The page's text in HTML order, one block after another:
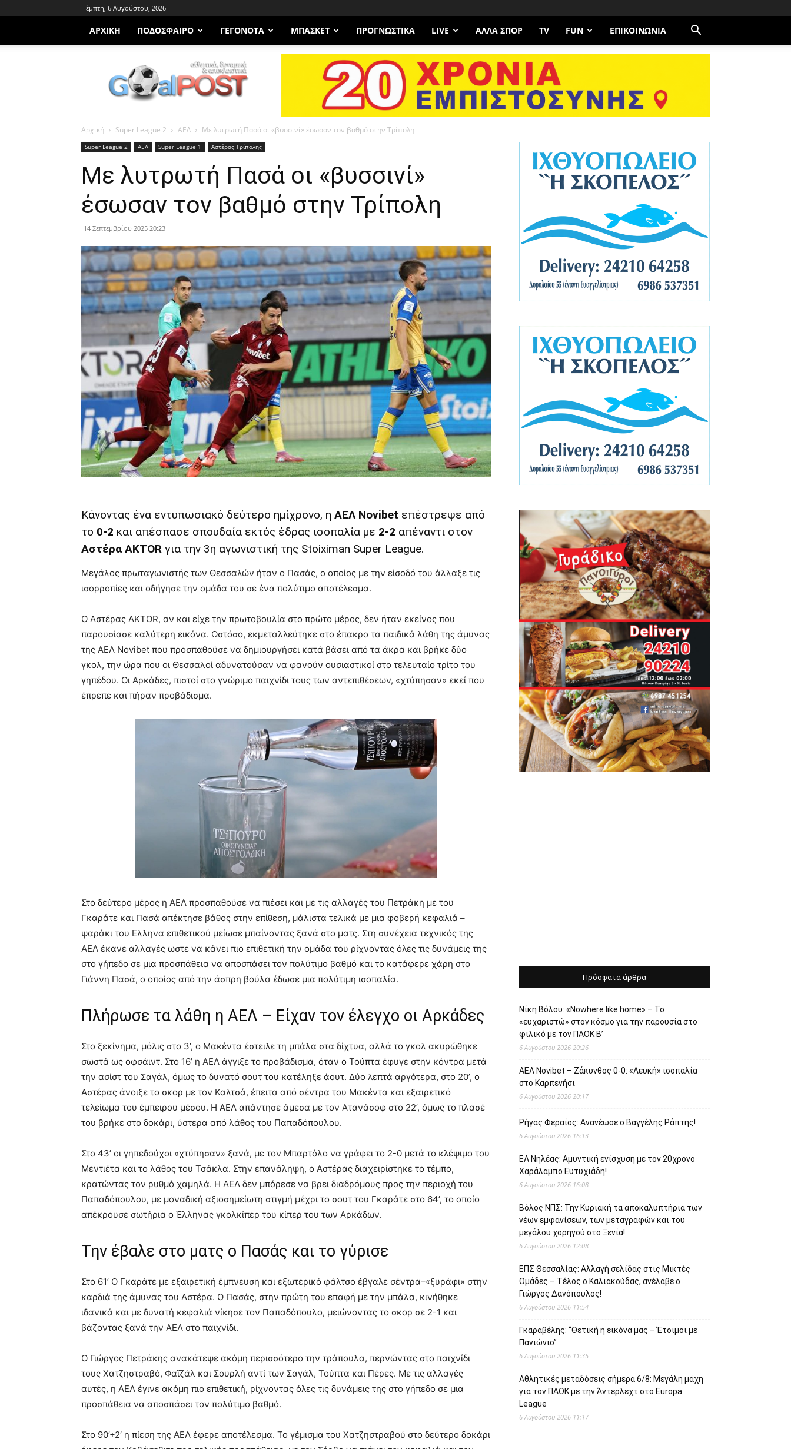
Πέμπτη, 6 Αυγούστου, 2026
ΑΡΧΙΚΗ ΠΟΔΌΣΦΑΙΡΟ ΓΕΓΟΝΌΤΑ ΜΠΆΣΚΕΤ ΠΡΟΓΝΩΣΤΙΚΑ LIVE ΆΛΛΑ ΣΠΟΡ TV FUN ΕΠΙΚΟΙΝΩΝΊΑ
Goalpost.gr
Αρχική Super League 2 ΑΕΛ Με λυτρωτή Πασά οι «βυσσινί» έσωσαν τον βαθμό στην Τρίπολη
Super League 2 ΑΕΛ Super League 1 Αστέρας Τρίπολης
Με λυτρωτή Πασά οι «βυσσινί»
έσωσαν τον βαθμό στην Τρίπολη
14 Σεπτεμβρίου 2025 20:23
Κάνοντας ένα εντυπωσιακό δεύτερο ημίχρονο, η ΑΕΛ Novibet επέστρεψε από
το 0-2 και απέσπασε σπουδαία εκτός έδρας ισοπαλία με 2-2 απέναντι στον
Αστέρα AKTOR για την 3η αγωνιστική της Stoiximan Super League.
Μεγάλος πρωταγωνιστής των Θεσσαλών ήταν ο Πασάς, ο οποίος με την είσοδό του άλλαξε τις
ισορροπίες και οδήγησε την ομάδα του σε ένα πολύτιμο αποτέλεσμα.
Ο Αστέρας AKTOR, αν και είχε την πρωτοβουλία στο πρώτο μέρος, δεν ήταν εκείνος που
παρουσίασε καλύτερη εικόνα. Ωστόσο, εκμεταλλεύτηκε στο έπακρο τα παιδικά λάθη της άμυνας
της ΑΕΛ Novibet που προσπαθούσε να δημιουργήσει κατά βάσει από τα άκρα και βρήκε δύο
γκολ, την ώρα που οι Θεσσαλοί αδυνατούσαν να φανούν ουσιαστικοί στο τελευταίο τρίτο του
γηπέδου. Οι Αρκάδες, πιστοί στο γνώριμο παιχνίδι τους των αντεπιθέσεων, «χτύπησαν» εκεί που
έπρεπε και πήραν προβάδισμα.
Στο δεύτερο μέρος η ΑΕΛ προσπαθούσε να πιέσει και με τις αλλαγές του Πετράκη με του
Γκαράτε και Πασά απέκτησε βάθος στην επίθεση, μάλιστα τελικά με μια φοβερή κεφαλιά –
ψαράκι του Ελληνα επιθετικού μείωσε μπαίνοντας ξανά στο ματς. Στη συνέχεια τεχνικός της
ΑΕΛ έκανε αλλαγές ωστε να κάνει πιο επιθετική την ομάδα του ρίχνοντας όλες τις δυνάμεις της
στο γήπεδο σε μια προσπάθεια να αποσπάσει τον πολύτιμο βαθμό και το κατάφερε χάρη στο
Γιάννη Πασά, ο οποίος από την άσπρη βούλα έδωσε μια πολύτιμη ισοπαλία.
Πλήρωσε τα λάθη η ΑΕΛ – Είχαν τον έλεγχο οι Αρκάδες
Στο ξεκίνημα, μόλις στο 3’, ο Μακέντα έστειλε τη μπάλα στα δίχτυα, αλλά το γκολ ακυρώθηκε
σωστά ως οφσάιντ. Στο 16’ η ΑΕΛ άγγιξε το προβάδισμα, όταν ο Τούπτα έφυγε στην κόντρα μετά
την ασίστ του Σαγάλ, όμως το δυνατό σουτ του κατέληξε άουτ. Δύο λεπτά αργότερα, στο 20’, ο
Αστέρας άνοιξε το σκορ με τον Καλτσά, έπειτα από σέντρα του Μακέντα και εξαιρετικό
τελείωμα του έμπειρου μέσου. Η ΑΕΛ απάντησε άμεσα με τον Ατανάσοφ στο 22’, όμως το πλασέ
του βρήκε στο δοκάρι, ύστερα από λάθος του Παπαδόπουλου.
Στο 43’ οι γηπεδούχοι «χτύπησαν» ξανά, με τον Μπαρτόλο να γράφει το 2-0 μετά το κλέψιμο του
Μεντιέτα και το λάθος του Τσάκλα. Στην επανάληψη, ο Αστέρας διαχειρίστηκε το τέμπο,
κρατώντας τον ρυθμό χαμηλά. Η ΑΕΛ δεν μπόρεσε να βρει διαδρόμους προς την περιοχή του
Παπαδόπουλου, με μοναδική αξιοσημείωτη στιγμή μέχρι το σουτ του Γκαράτε στο 64’, το οποίο
απέκρουσε σωτήρια ο Έλληνας γκολκίπερ του κίπερ του των Αρκάδων.
Την έβαλε στο ματς ο Πασάς και το γύρισε
Στο 61’ Ο Γκαράτε με εξαιρετική έμπνευση και εξωτερικό φάλτσο έβγαλε σέντρα–«ξυράφι» στην
καρδιά της άμυνας του Αστέρα. Ο Πασάς, στην πρώτη του επαφή με την μπάλα, κινήθηκε
ιδανικά και με δυνατή κεφαλιά νίκησε τον Παπαδόπουλο, μειώνοντας το σκορ σε 2-1 και
βάζοντας ξανά την ΑΕΛ στο παιχνίδι.
Ο Γιώργος Πετράκης ανακάτεψε ακόμη περισσότερο την τράπουλα, περνώντας στο παιχνίδι
τους Χατζηστραβό, Φαϊζάλ και Σουρλή αντί των Σαγάλ, Τούπτα και Πέρες. Με τις αλλαγές
αυτές, η ΑΕΛ έγινε ακόμη πιο επιθετική, ρίχνοντας όλες τις δυνάμεις της στο γήπεδο σε μια
προσπάθεια να αποσπάσει τον πολύτιμο βαθμό.
Στο 90’+2′ η πίεση της ΑΕΛ έφερε αποτέλεσμα. Το γέμισμα του Χατζηστραβού στο δεύτερο δοκάρι
Πρόσφατα άρθρα
Νίκη Βόλου: «Nowhere like home» – Το
«ευχαριστώ» στον κόσμο για την παρουσία στο
φιλικό με τον ΠΑΟΚ Β’
6 Αυγούστου 2026 20:26
ΑΕΛ Novibet – Ζάκυνθος 0-0: «Λευκή» ισοπαλία
στο Καρπενήσι
6 Αυγούστου 2026 20:17
Ρήγας Φεραίος: Ανανέωσε ο Βαγγέλης Ράπτης!
6 Αυγούστου 2026 16:13
ΕΛ Νηλέας: Αμυντική ενίσχυση με τον 20χρονο
Χαράλαμπο Ευτυχιάδη!
6 Αυγούστου 2026 16:08
Βόλος ΝΠΣ: Την Κυριακή τα αποκαλυπτήρια των
νέων εμφανίσεων, των μεταγραφών και του
μεγάλου χορηγού στο Ξενία!
6 Αυγούστου 2026 12:08
ΕΠΣ Θεσσαλίας: Αλλαγή σελίδας στις Μικτές
Ομάδες – Τέλος ο Καλιακούδας, ανέλαβε ο
Γιώργος Δανόπουλος!
6 Αυγούστου 2026 11:54
Γκαραβέλης: “Θετική η εικόνα μας – Έτοιμοι με
Πανιώνιο”
6 Αυγούστου 2026 11:35
Αθλητικές μεταδόσεις σήμερα 6/8: Μεγάλη μάχη
για τον ΠΑΟΚ με την Άντερλεχτ στο Europa
League
6 Αυγούστου 2026 11:17